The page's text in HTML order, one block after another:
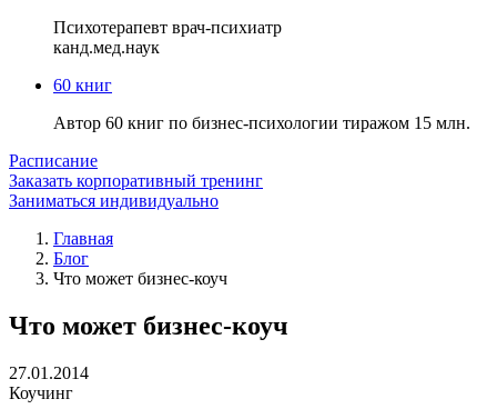
Психотерапевт врач-психиатр
канд.мед.наук
60 книг
Автор 60 книг по бизнес-психологии тиражом 15 млн.
Расписание
Заказать корпоративный тренинг
Заниматься индивидуально
Главная
Блог
Что может бизнес-коуч
Что может бизнес-коуч
27.01.2014
Коучинг